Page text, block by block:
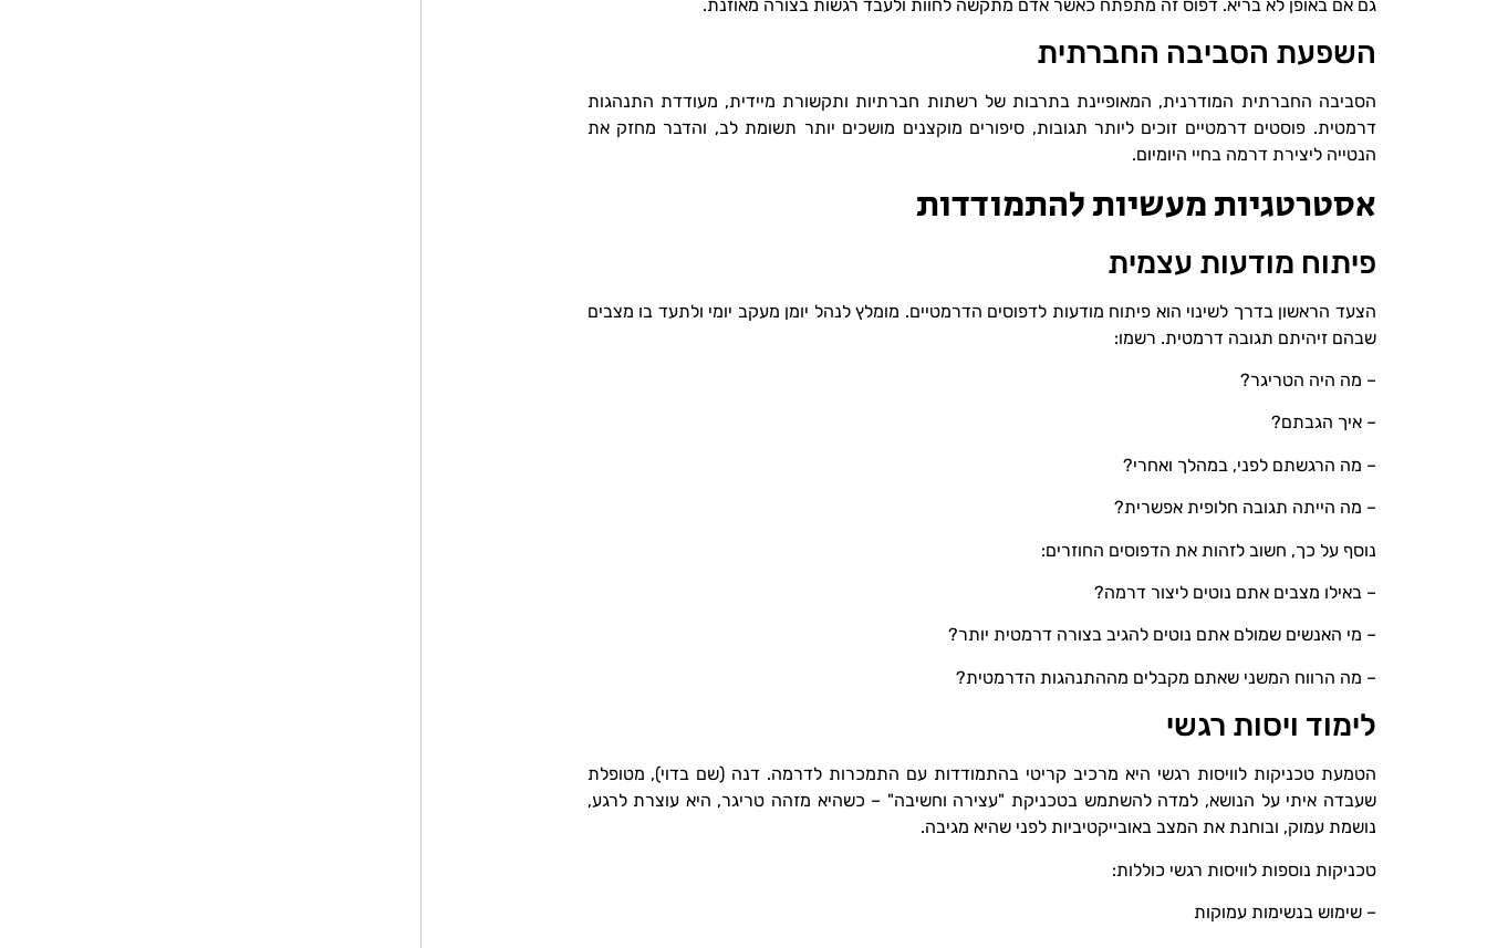
גם אם באופן לא בריא. דפוס זה מתפתח כאשר אדם מתקשה לחוות ולעבד רגשות בצורה מאוזנת.
השפעת הסביבה החברתית
הסביבה החברתית המודרנית, המאופיינת בתרבות של רשתות חברתיות ותקשורת מיידית, מעודדת התנהגות
דרמטית. פוסטים דרמטיים זוכים ליותר תגובות, סיפורים מוקצנים מושכים יותר תשומת לב, והדבר מחזק את
הנטייה ליצירת דרמה בחיי היומיום.
אסטרטגיות מעשיות להתמודדות
פיתוח מודעות עצמית
הצעד הראשון בדרך לשינוי הוא פיתוח מודעות לדפוסים הדרמטיים. מומלץ לנהל יומן מעקב יומי ולתעד בו מצבים
שבהם זיהיתם תגובה דרמטית. רשמו:
– מה היה הטריגר?
– איך הגבתם?
– מה הרגשתם לפני, במהלך ואחרי?
– מה הייתה תגובה חלופית אפשרית?
נוסף על כך, חשוב לזהות את הדפוסים החוזרים:
– באילו מצבים אתם נוטים ליצור דרמה?
– מי האנשים שמולם אתם נוטים להגיב בצורה דרמטית יותר?
– מה הרווח המשני שאתם מקבלים מההתנהגות הדרמטית?
לימוד ויסות רגשי
הטמעת טכניקות לוויסות רגשי היא מרכיב קריטי בהתמודדות עם התמכרות לדרמה. דנה (שם בדוי), מטופלת
שעבדה איתי על הנושא, למדה להשתמש בטכניקת "עצירה וחשיבה" – כשהיא מזהה טריגר, היא עוצרת לרגע,
נושמת עמוק, ובוחנת את המצב באובייקטיביות לפני שהיא מגיבה.
טכניקות נוספות לוויסות רגשי כוללות:
– שימוש בנשימות עמוקות